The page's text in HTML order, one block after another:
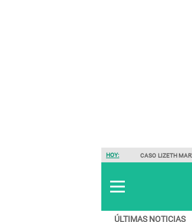
HOY: CASO LIZETH
ÚLTIMAS NOTICIAS